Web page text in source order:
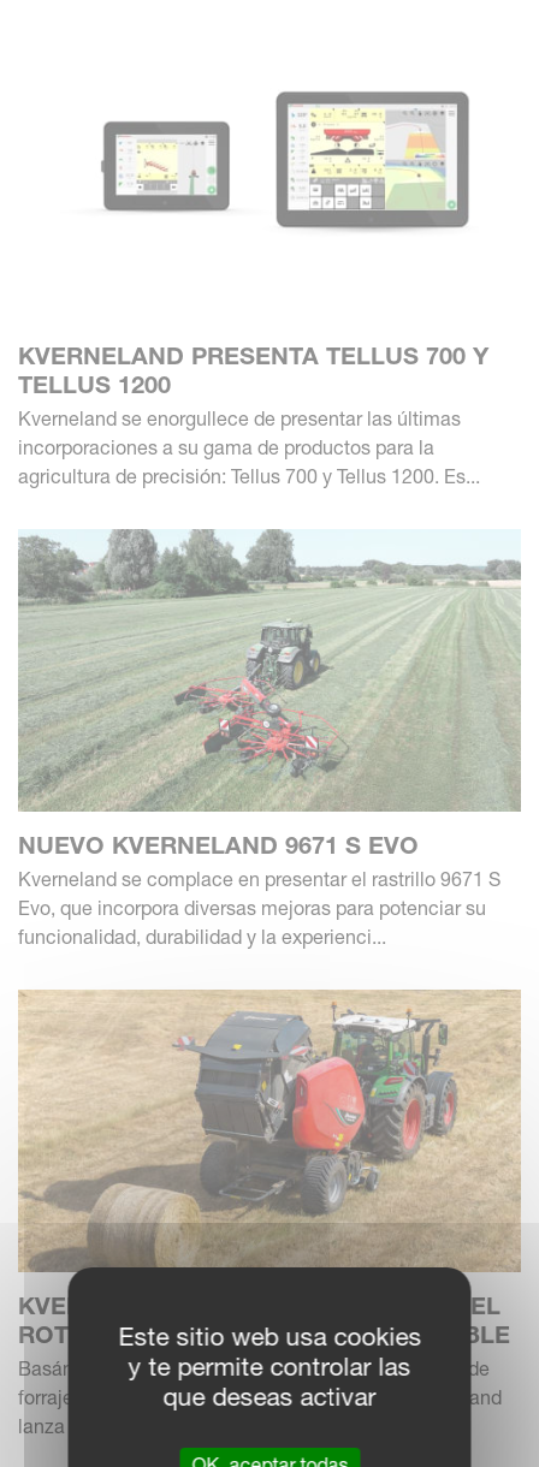
KVERNELAND PRESENTA TELLUS 700 Y
TELLUS 1200
Kverneland se enorgullece de presentar las últimas
incorporaciones a su gama de productos para la
agricultura de precisión: Tellus 700 y Tellus 1200. Es...
NUEVO KVERNELAND 9671 S EVO
Kverneland se complace en presentar el rastrillo 9671 S
Evo, que incorpora diversas mejoras para potenciar su
funcionalidad, durabilidad y la experienci...
KVERNELAND DENSUS: EL FUTURO DEL
ROTOEMPACADO DE CÁMARA VARIABLE
Basándose en su amplia experiencia en la cosecha de
forraje y en su compromiso con los clientes, Kverneland
lanza su nueva gama Densus de rotoempacadora...
Este sitio web usa cookies
y te permite controlar las
que deseas activar